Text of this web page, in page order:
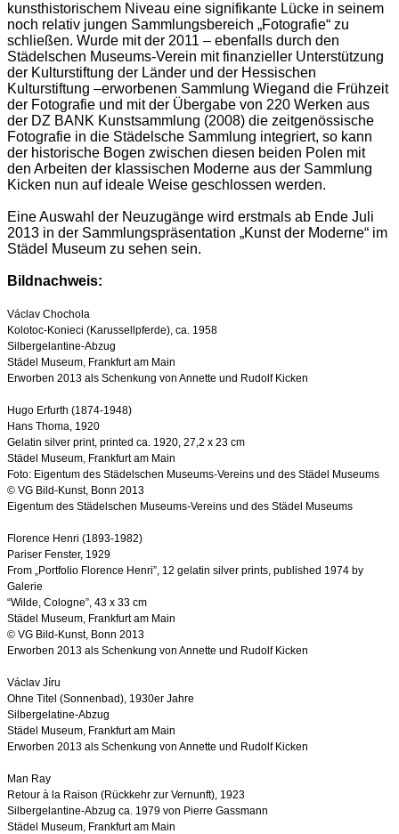
kunsthistorischem Niveau eine signifikante Lücke in seinem
noch relativ jungen Sammlungsbereich „Fotografie“ zu
schließen. Wurde mit der 2011 – ebenfalls durch den
Städelschen Museums-Verein mit finanzieller Unterstützung
der Kulturstiftung der Länder und der Hessischen
Kulturstiftung –erworbenen Sammlung Wiegand die Frühzeit
der Fotografie und mit der Übergabe von 220 Werken aus
der DZ BANK Kunstsammlung (2008) die zeitgenössische
Fotografie in die Städelsche Sammlung integriert, so kann
der historische Bogen zwischen diesen beiden Polen mit
den Arbeiten der klassischen Moderne aus der Sammlung
Kicken nun auf ideale Weise geschlossen werden.
Eine Auswahl der Neuzugänge wird erstmals ab Ende Juli
2013 in der Sammlungspräsentation „Kunst der Moderne“ im
Städel Museum zu sehen sein.
Bildnachweis:
Václav Chochola
Kolotoc-Konieci (Karussellpferde), ca. 1958
Silbergelantine-Abzug
Städel Museum, Frankfurt am Main
Erworben 2013 als Schenkung von Annette und Rudolf Kicken
Hugo Erfurth (1874-1948)
Hans Thoma, 1920
Gelatin silver print, printed ca. 1920, 27,2 x 23 cm
Städel Museum, Frankfurt am Main
Foto: Eigentum des Städelschen Museums-Vereins und des Städel Museums
© VG Bild-Kunst, Bonn 2013
Eigentum des Städelschen Museums-Vereins und des Städel Museums
Florence Henri (1893-1982)
Pariser Fenster, 1929
From „Portfolio Florence Henri”, 12 gelatin silver prints, published 1974 by
Galerie
“Wilde, Cologne”, 43 x 33 cm
Städel Museum, Frankfurt am Main
© VG Bild-Kunst, Bonn 2013
Erworben 2013 als Schenkung von Annette und Rudolf Kicken
Václav Jíru
Ohne Titel (Sonnenbad), 1930er Jahre
Silbergelatine-Abzug
Städel Museum, Frankfurt am Main
Erworben 2013 als Schenkung von Annette und Rudolf Kicken
Man Ray
Retour à la Raison (Rückkehr zur Vernunft), 1923
Silbergelantine-Abzug ca. 1979 von Pierre Gassmann
Städel Museum, Frankfurt am Main